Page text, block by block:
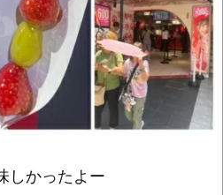
しかったよー